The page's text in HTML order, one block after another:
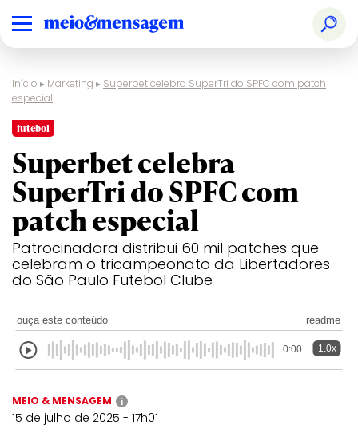
Início ▸ Marketing ▸ Superbet celebra SuperTri do SPFC com patch
especial
futebol
Superbet celebra
SuperTri do SPFC com
patch especial
Patrocinadora distribui 60 mil patches que
celebram o tricampeonato da Libertadores
do São Paulo Futebol Clube
ouça este conteúdo readme
0:00 1.0x
MEIO & MENSAGEM i
15 de julho de 2025 - 17h01